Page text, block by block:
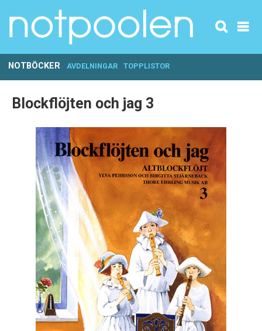
NOTBÖCKER AVDELNINGAR TOPPLISTOR
Blockflöjten och jag 3